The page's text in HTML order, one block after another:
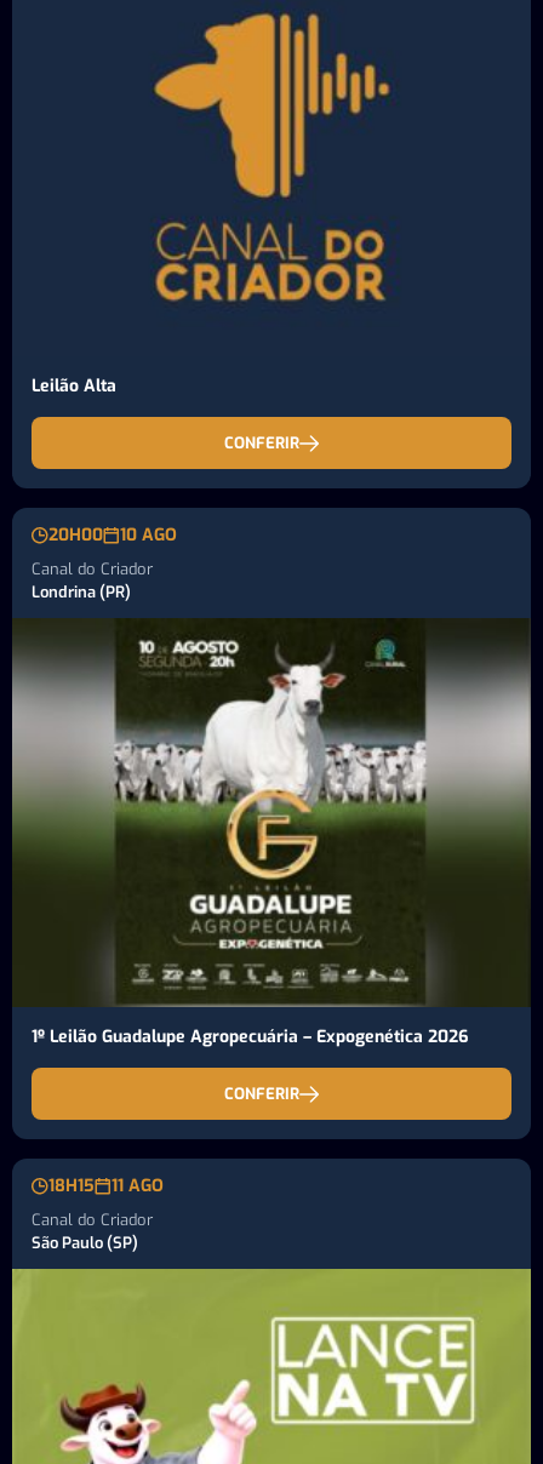
Leilão Alta
CONFERIR
20H00 10 AGO
Canal do Criador
Londrina (PR)
1º Leilão Guadalupe Agropecuária – Expogenética 2026
CONFERIR
18H15 11 AGO
Canal do Criador
São Paulo (SP)